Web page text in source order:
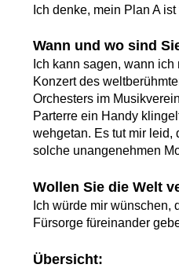
Ich denke, mein Plan A
Wann und wo sind
Ich kann sagen, wann
Konzert des
Orchesters im
Parterre ein Handy
wehgetan. Es tut mir leid,
solche unangenehmen
Wollen Sie die Welt
Ich würde mir wünschen,
Fürsorge füreinander
Übersicht: